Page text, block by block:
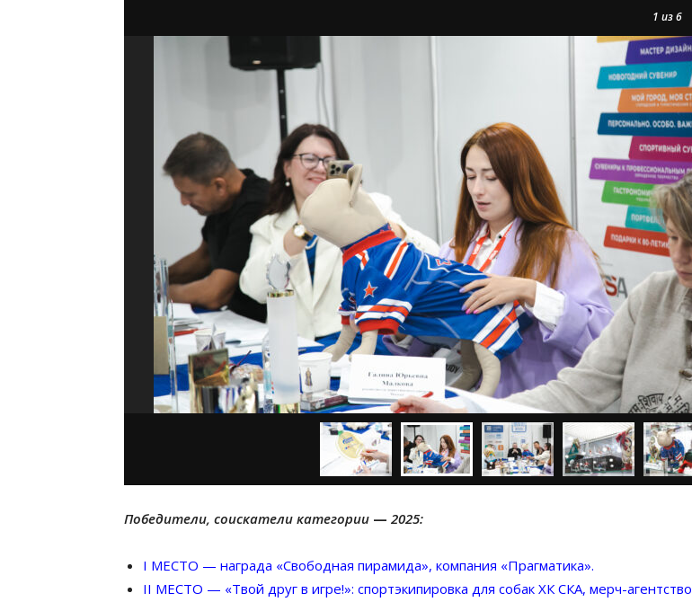
1 из 6
Победители, соискатели категории — 2025:
I МЕСТО — награда «Свободная пирамида», компания «Прагматика».
II МЕСТО — «Твой друг в игре!»: спортэкипировка для собак ХК СКА, мерч-агентство